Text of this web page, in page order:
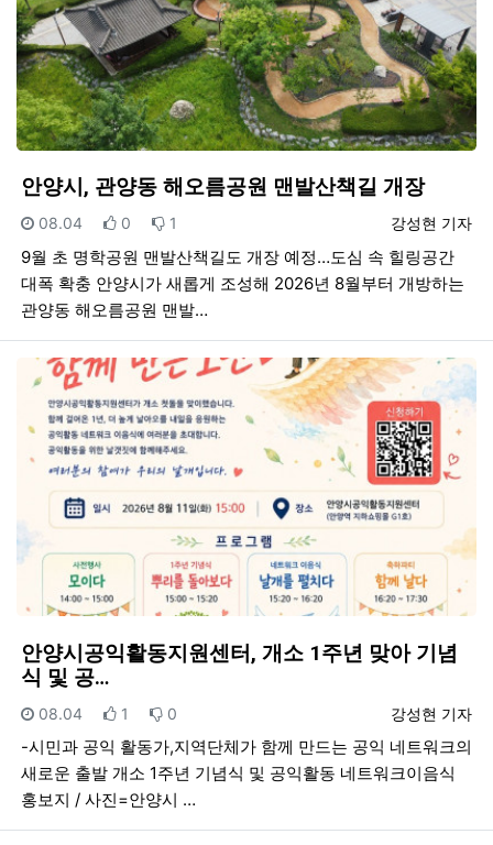
안양시, 관양동 해오름공원 맨발산책길 개장
등록자
강성현 기자
등록일
08.04 추천
0 비추천
1
9월 초 명학공원 맨발산책길도 개장 예정…도심 속 힐링공간
대폭 확충 안양시가 새롭게 조성해 2026년 8월부터 개방하는
관양동 해오름공원 맨발…
안양시공익활동지원센터, 개소 1주년 맞아 기념
식 및 공…
등록자
강성현 기자
등록일
08.04 추천
1 비추천
0
-시민과 공익 활동가,지역단체가 함께 만드는 공익 네트워크의
새로운 출발 개소 1주년 기념식 및 공익활동 네트워크이음식
홍보지 / 사진=안양시 …